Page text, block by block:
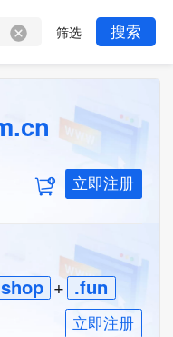
筛选 搜索
立即注册
+ .fun
立即注册